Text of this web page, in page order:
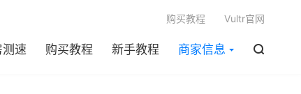
速 购买教程 新手教程 商家信息 
购买教程 Vultr官网